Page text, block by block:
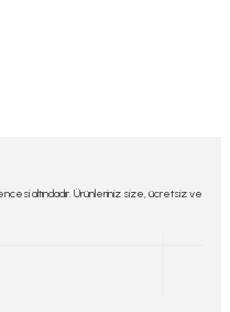
altındadır. Ürünleriniz size, ücretsiz ve